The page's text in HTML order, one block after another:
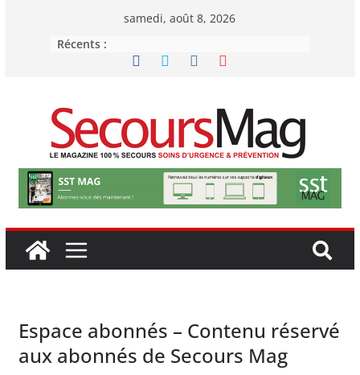
samedi, août 8, 2026
Récents :
Espace abonnés – Contenu réservé
aux abonnés de Secours Mag